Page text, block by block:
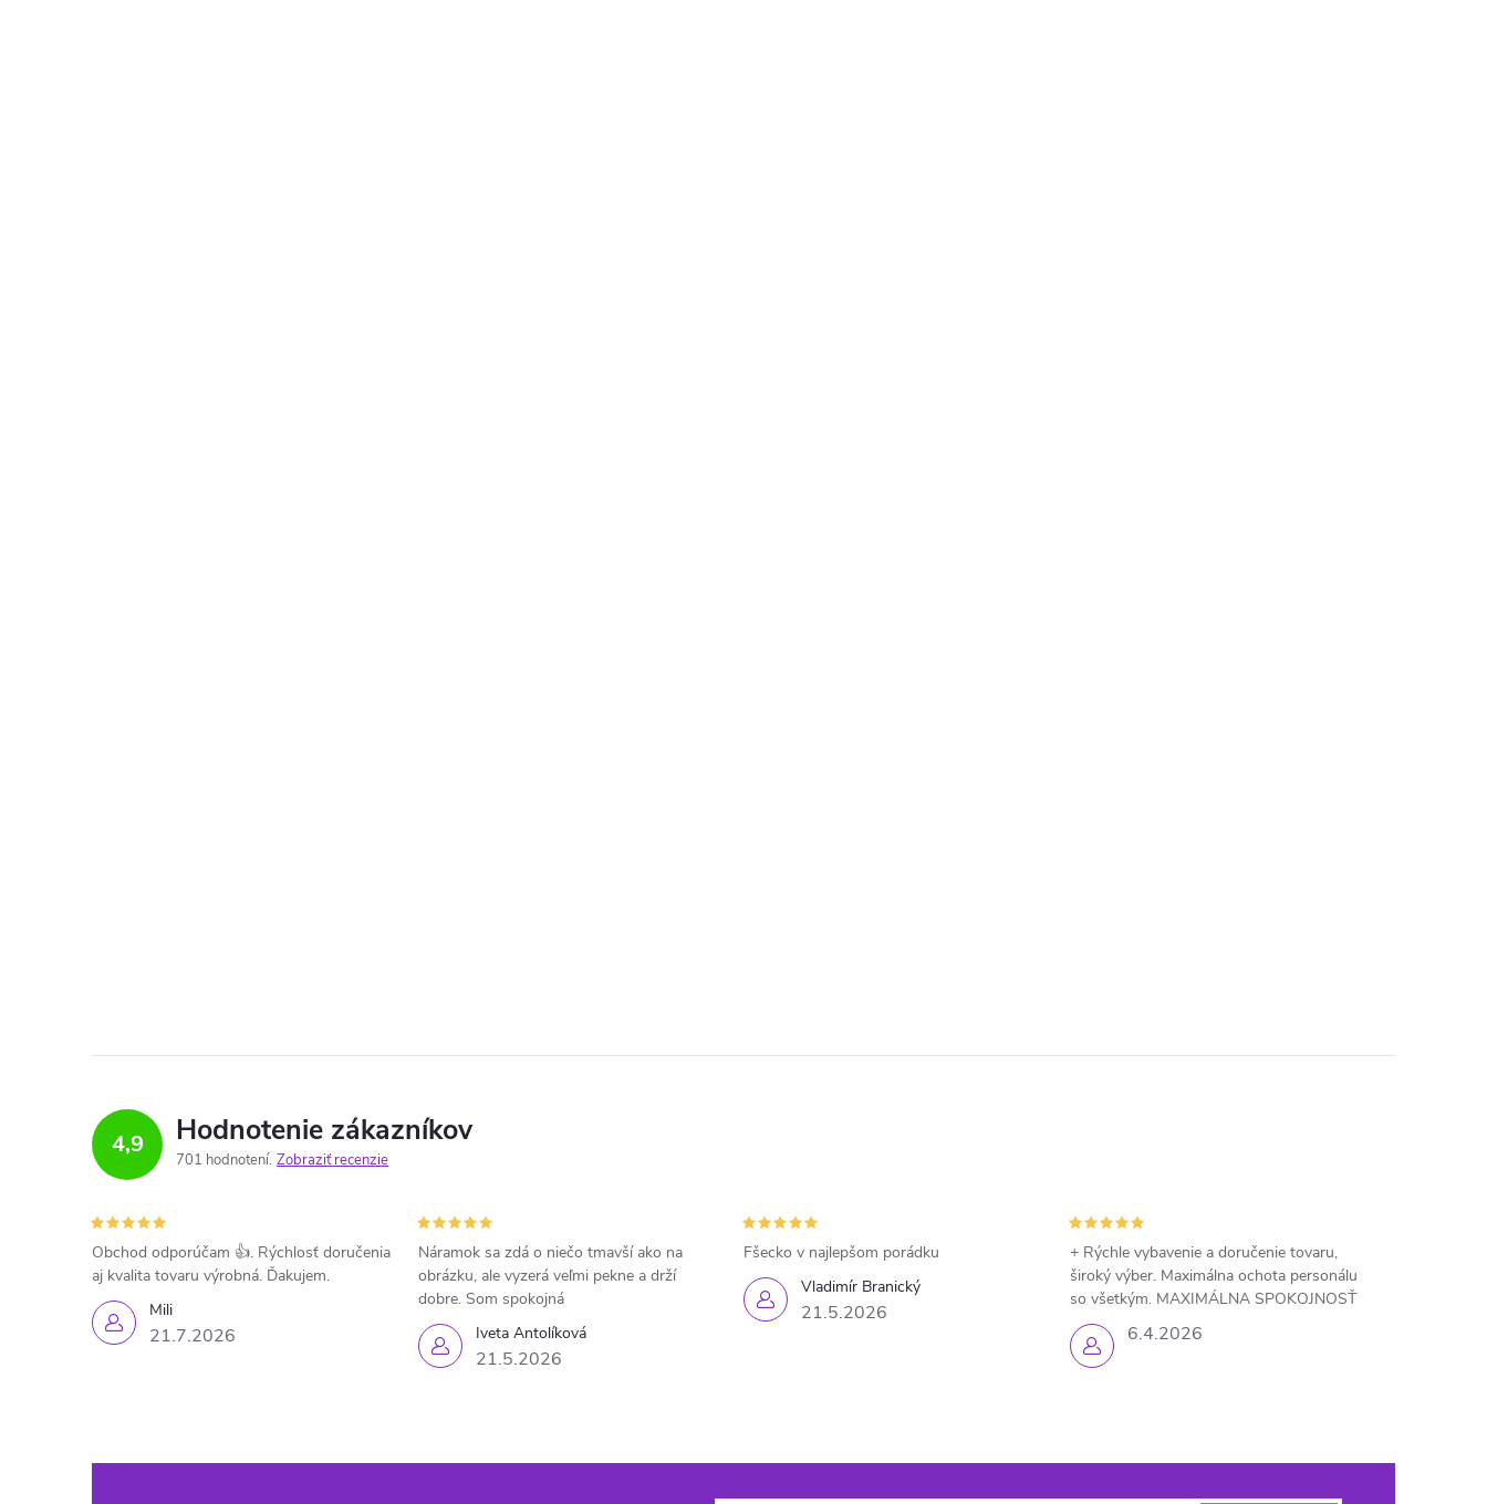
4,9 Hodnotenie zákazníkov
701 hodnotení Zobraziť recenzie
Mili
21.7.2026
Obchod odporúčam 👍. Rýchlosť doručenia
aj kvalita tovaru výrobná. Ďakujem.
Iveta Antolíková
21.5.2026
Náramok sa zdá o niečo tmavší ako na
obrázku, ale vyzerá veľmi pekne a drží
dobre. Som spokojná
Vladimír Branický
21.5.2026
Fšecko v najlepšom porádku
6.4.2026
+ Rýchle vybavenie a doručenie tovaru,
široký výber. Maximálna ochota personálu
so všetkým. MAXIMÁLNA SPOKOJNOSŤ